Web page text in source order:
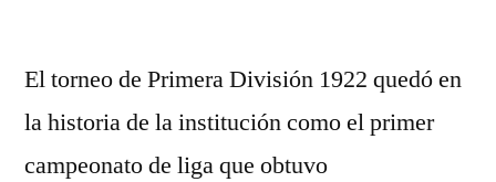
El torneo de Primera División 1922 quedó en
la historia de la institución como el primer
campeonato de liga que obtuvo